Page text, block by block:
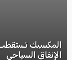
الإنفاق السياحي